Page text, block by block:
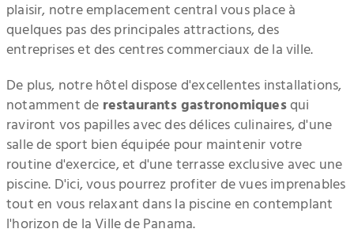
plaisir, notre emplacement central vous place à
quelques pas des principales attractions, des
entreprises et des centres commerciaux de la ville.
De plus, notre hôtel dispose d'excellentes installations,
notamment de restaurants gastronomiquesqui
raviront vos papilles avec des délices culinaires, d'une
salle de sport bien équipée pour maintenir votre
routine d'exercice, et d'une terrasse exclusive avec une
piscine. D'ici, vous pourrez profiter de vues imprenables
tout en vous relaxant dans la piscine en contemplant
l'horizon de la Ville de Panama.